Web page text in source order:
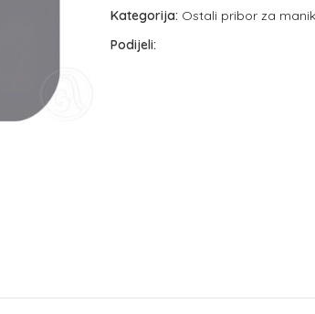
Kategorija: Ostali pribor za
Podijeli: